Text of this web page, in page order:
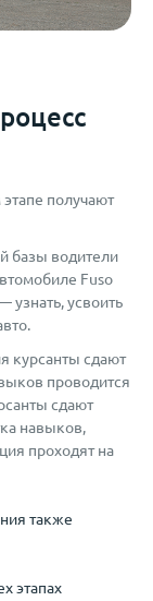
получают
базы водители
Fuso
узнать, усвоить
курсанты сдают
проводится
сдают
навыков,
проходят на
также
этапах